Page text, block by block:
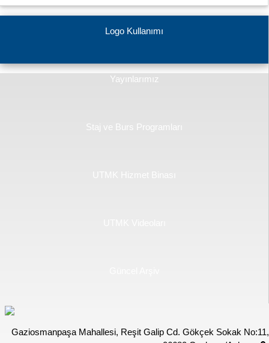
Logo Kullanımı
Yayınlarımız
Staj ve Burs Programları
Gaziosmanpaşa Mahallesi, Reşit Galip Cd. Gökçek Sokak No:11,